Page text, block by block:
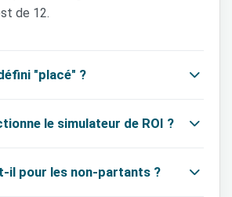
de 12.
"placé" ?
moins
→ top 2
le simulateur de ROI ?
filtres (période, hippodromes,
il pour les non-partants ?